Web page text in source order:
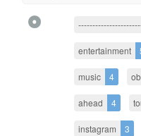
entertainment
music 4
ahead 4
instagram 3